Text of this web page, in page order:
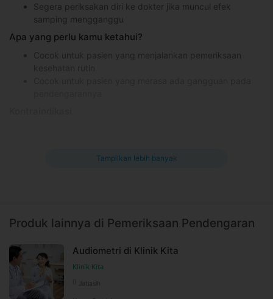
Segera periksakan diri ke dokter jika muncul efek
samping mengganggu
Apa yang perlu kamu ketahui?
Cocok untuk pasien yang menjalankan pemeriksaan
dengan mengukur seberapa baik gelombang suara terhantar
masuk ke telinga dan menyebabkan getaran pada gendang
telinga.
Fungsi tes pendengaran
Tampilkan lebih banyak
Produk lainnya di Pemeriksaan Pendengaran
Audiometri di Klinik Kita
Klinik Kita
Jatiasih